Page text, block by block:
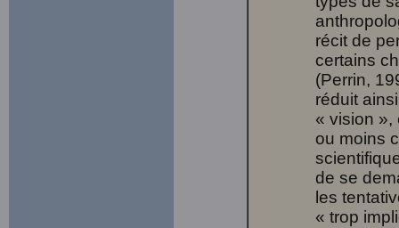
récit de
certains
(Perrin,
réduit
« vision »,
ou moins
de se
les
« trop